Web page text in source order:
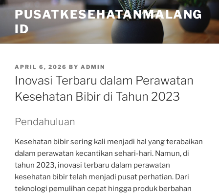
Skip
content
PUSATKESEHATANMALANG
ID
POSTED
ON
APRIL 6, 2026 BY ADMIN
Inovasi Terbaru dalam Perawatan
Kesehatan Bibir di Tahun 2023
Pendahuluan
Kesehatan bibir sering kali menjadi hal yang terabaikan
dalam perawatan kecantikan sehari-hari. Namun, di
tahun 2023, inovasi terbaru dalam perawatan
kesehatan bibir telah menjadi pusat perhatian. Dari
teknologi pemulihan cepat hingga produk berbahan